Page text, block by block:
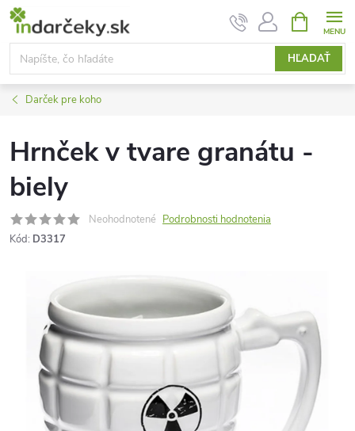
Prejsť
obsah
HĽADAŤ
KOŠÍK
Darček pre koho
Hrnček v tvare granátu -
biely
Neohodnotené Podrobnosti hodnotenia
Kód: D3317